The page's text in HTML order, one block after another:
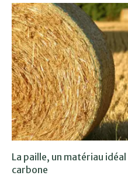
La paille, un matériau
carbone